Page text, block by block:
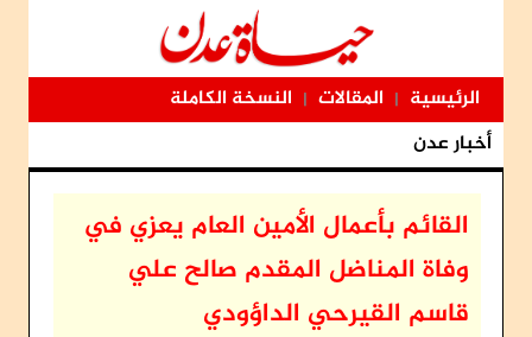
الرئيسية | المقالات | النسخة الكاملة
أخبار عدن
القائم بأعمال الأمين العام يعزي في
وفاة المناضل المقدم صالح علي
قاسم القيرحي الداؤودي